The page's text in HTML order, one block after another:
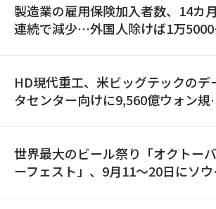
製造業の雇用保険加入者数、14カ月
連続で減少…外国人除けば1万5000
HD現代重工、米ビッグテックのデ
タセンター向けに9,560億ウォン規
世界最大のビール祭り「オクトーバ
ーフェスト」、9月11〜20日にソウ